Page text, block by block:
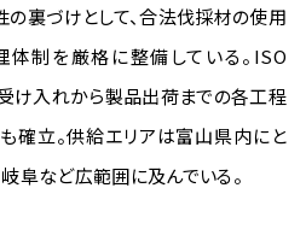
の裏づけとして、合法伐採材の使用
体制を厳格に整備している。ISO
け入れから製品出荷までの各工程
確立。供給エリアは富山県内にと
岐阜など広範囲に及んでいる。